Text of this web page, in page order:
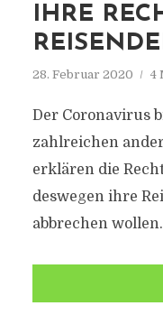
IHRE
28. Februar 2020 4
Der Coronavirus
zahlreichen
erklären die
deswegen ihre
abbrechen wollen.